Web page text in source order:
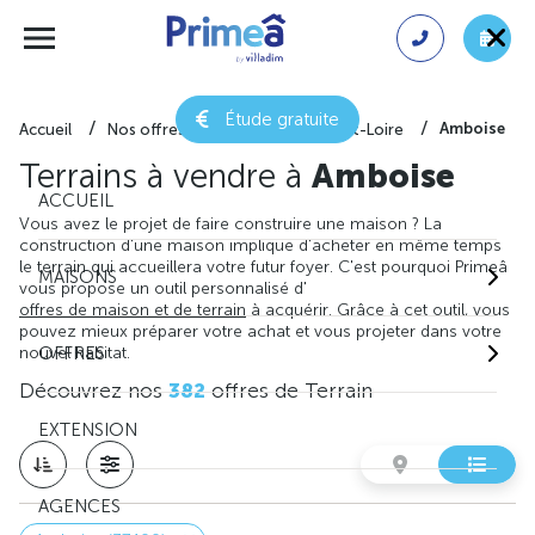
Étude gratuite
ACCUEIL
MAISONS
OFFRES
EXTENSION
AGENCES
Accueil Nos offres de terrain Indre-et-Loire Amboise
Terrains à vendre à Amboise
Vous avez le projet de faire construire une maison ? La
construction d'une maison implique d'acheter en même temps
le terrain qui accueillera votre futur foyer. C'est pourquoi Primeâ
vous propose un outil personnalisé d'
offres de maison et de terrain à acquérir. Grâce à cet outil, vous
pouvez mieux préparer votre achat et vous projeter dans votre
nouvel habitat.
Découvrez nos382offres de Terrain